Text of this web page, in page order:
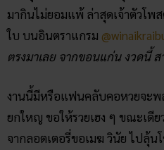
มากินไม่ยอมแพ้ ล่าสุดเจ้าตัวโพ
ใบ บนอินตราแกรม
ตรงมาเลย จากขอนแก่น งวดนี้
งานนี้มีหรือแฟนคลับคอหวยจะพ
ยกใหญ ขอให้รวยเฮง ๆ ขณะเดี
จากลอตเตอรี่ขอเมฆ วินัย ไปลุ้น